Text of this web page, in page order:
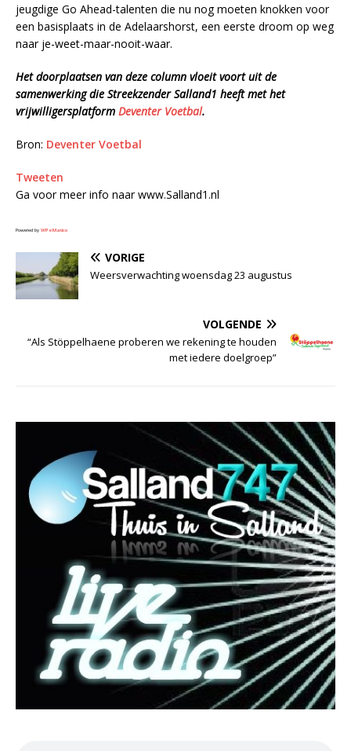
jeugdige Go Ahead-talenten die nu nog moeten knokken voor
een basisplaats in de Adelaarshorst, een eerste droom op weg
naar je-weet-maar-nooit-waar.
Het doorplaatsen van deze column vloeit voort uit de
samenwerking die Streekzender Salland1 heeft met het
vrijwilligersplatform Deventer Voetbal.
Bron: Deventer Voetbal
Tweeten
Ga voor meer info naar www.Salland1.nl
Powered by WPeMatico
VORIGE
Weersverwachting woensdag 23 augustus
VOLGENDE
“Als Stöppelhaene proberen we rekening te houden
met iedere doelgroep”